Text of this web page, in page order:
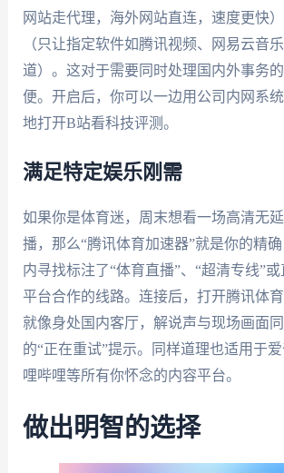
网站走代理，海外网站直连，速度更快
（只让指定软件如腾讯视频、网易云音
道）。这对于需要同时处理国内外事务
便。开启后，你可以一边用公司内网系
地打开B站看科技评测。
满足特定娱乐刚需
如果你是体育迷，周末想看一场高清无
播，那么“腾讯体育加速器”就是你的精
内寻找标注了“体育直播”、“超清专线”
平台合作的线路。连接后，打开腾讯体
就像身处国内客厅，解说声与现场画面
的“正在重试”提示。同样道理也适用于
哩哔哩等所有你怀念的内容平台。
做出明智的选择